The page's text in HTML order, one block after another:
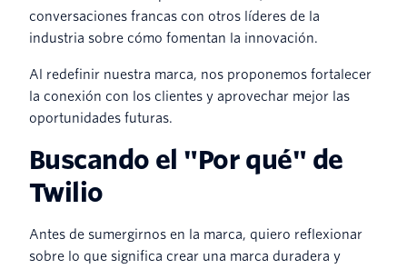
conversaciones francas con otros líderes de la
industria sobre cómo fomentan la innovación.
Al redefinir nuestra marca, nos proponemos fortalecer
la conexión con los clientes y aprovechar mejor las
oportunidades futuras.
Buscando el "Por qué" de
Twilio
Antes de sumergirnos en la marca, quiero reflexionar
sobre lo que significa crear una marca duradera y